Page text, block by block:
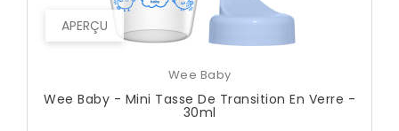
APERÇU
Wee Baby
Wee Baby - Mini Tasse De Transition En Verre -
30ml